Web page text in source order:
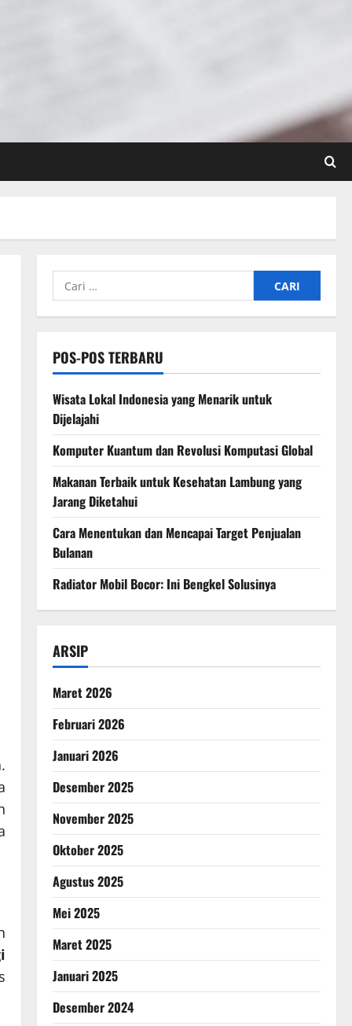
Cari
untuk:
POS-POS TERBARU
Wisata Lokal Indonesia yang Menarik untuk
Dijelajahi
Komputer Kuantum dan Revolusi Komputasi Global
Makanan Terbaik untuk Kesehatan Lambung yang
Jarang Diketahui
Cara Menentukan dan Mencapai Target Penjualan
Bulanan
Radiator Mobil Bocor: Ini Bengkel Solusinya
ARSIP
Maret 2026
Februari 2026
Januari 2026
Desember 2025
November 2025
Oktober 2025
Agustus 2025
Mei 2025
Maret 2025
Januari 2025
Desember 2024